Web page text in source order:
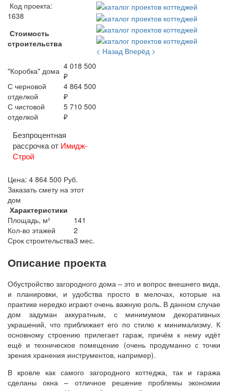
Код проекта:
1638
Стоимость
строительства
"Коробка" дома 4 018 500
₽
С черновой
отделкой
4 864 500
₽
С чистовой
отделкой
5 710 500
₽
Безпроцентная
рассрочка от Имидж-
Строй
Цена: 4 864 500 Руб.
Заказать смету на этот
дом
Характеристики
Площадь, м²
141
Кол-во этажей
2
Срок строительства3 мес.
< Назад Вперёд >
Описание проекта
Обустройство загородного дома – это и вопрос внешнего вида,
и планировки, и удобства просто в мелочах, которые на
практике нередко играют очень важную роль. В данном случае
дом задуман аккуратным, с минимумом декоративных
украшений, что приближает его по стилю к минимализму. К
основному строению прилегает гараж, причём к нему идёт
ещё и техническое помещение (очень продуманно с точки
зрения хранения инструментов, например).
В кровле как самого загородного коттеджа, так и гаража
сделаны окна – отличное решение проблемы экономии